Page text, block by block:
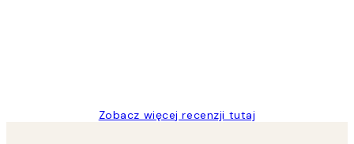
Zobacz więcej recenzji tutaj